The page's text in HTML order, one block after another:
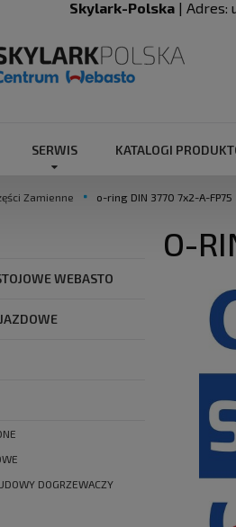
Skylark-Polska| Adres:
SERWIS KATALOGI
Zamienne o-ring DIN 3770 7x2-A-FP75
WEBASTO
DOGRZEWACZY
O-